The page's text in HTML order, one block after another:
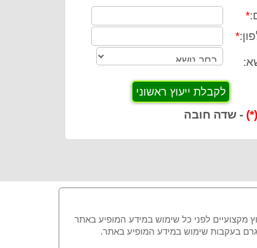
*
*
(*) - שדה חובה
מקצועיים לפני כל שימוש במידע המופיע באתר
בעקבות שימוש במידע המופיע באתר.